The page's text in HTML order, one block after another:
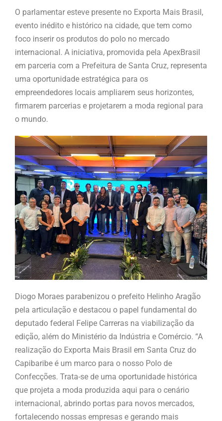
O parlamentar esteve presente no Exporta Mais Brasil,
evento inédito e histórico na cidade, que tem como
foco inserir os produtos do polo no mercado
internacional. A iniciativa, promovida pela ApexBrasil
em parceria com a Prefeitura de Santa Cruz, representa
uma oportunidade estratégica para os
empreendedores locais ampliarem seus horizontes,
firmarem parcerias e projetarem a moda regional para
o mundo.
Diogo Moraes parabenizou o prefeito Helinho Aragão
pela articulação e destacou o papel fundamental do
deputado federal Felipe Carreras na viabilização da
edição, além do Ministério da Indústria e Comércio. “A
realização do Exporta Mais Brasil em Santa Cruz do
Capibaribe é um marco para o nosso Polo de
Confecções. Trata-se de uma oportunidade histórica
que projeta a moda produzida aqui para o cenário
internacional, abrindo portas para novos mercados,
fortalecendo nossas empresas e gerando mais